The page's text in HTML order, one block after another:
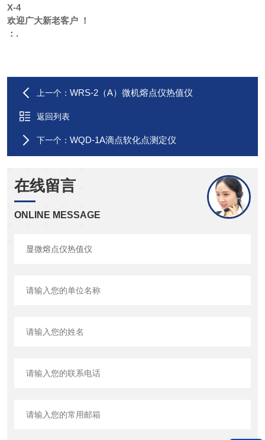
X-4
欢迎广大新老客户 ！
：.
上一个： WRS-2（A）微机熔点仪热值仪
返回列表
下一个： WQD-1A滴点软化点测定仪
在线留言
ONLINE MESSAGE